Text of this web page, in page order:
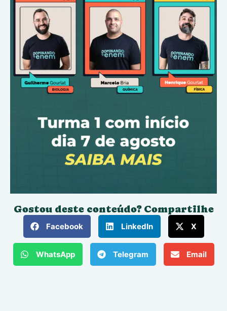
Gostou deste conteúdo? Compartilhe
Facebook LinkedIn X
WhatsApp Telegram Email